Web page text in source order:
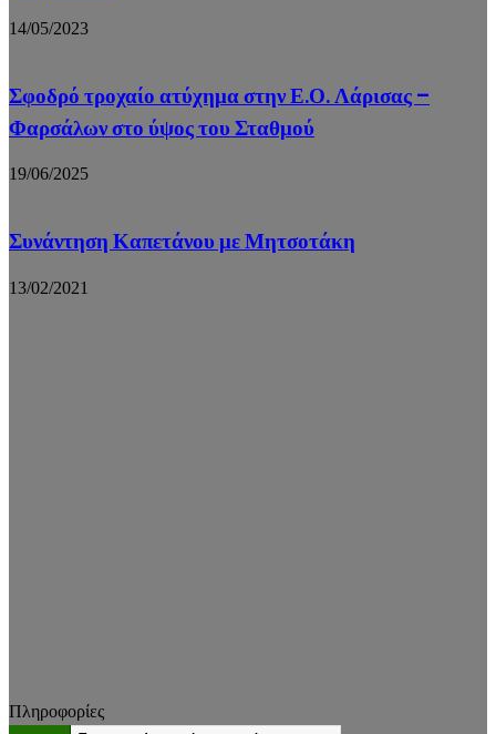
14/05/2023
Σφοδρό τροχαίο ατύχημα στην Ε.Ο. Λάρισας –
Φαρσάλων στο ύψος του Σταθμού
19/06/2025
Συνάντηση Καπετάνου με Μητσοτάκη
13/02/2021
Πληροφορίες